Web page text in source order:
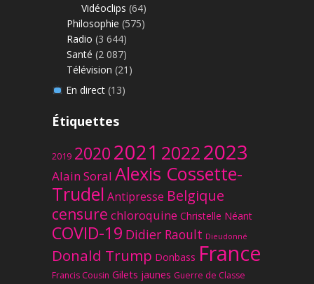
Vidéoclips (64)
Philosophie (575)
Radio (3 644)
Santé (2 087)
Télévision (21)
En direct(13)
Étiquettes
2019 20202021 20222023
Alain Soral Alexis Cossette-
Trudel Antipresse Belgique
censure chloroquine Christelle Néant
COVID-19 Didier Raoult Dieudonné
Donald Trump Donbass France
Francis Cousin Gilets jaunes Guerre de Classe